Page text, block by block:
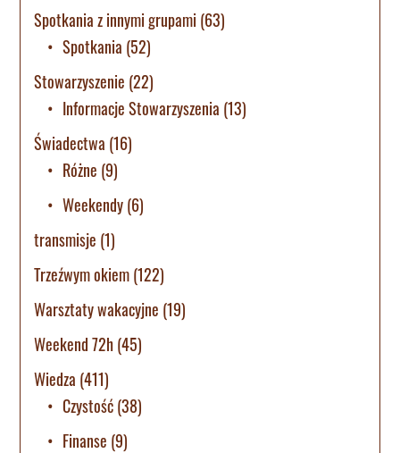
Spotkania z innymi grupami (63)
Spotkania (52)
Stowarzyszenie (22)
Informacje Stowarzyszenia (13)
Świadectwa (16)
Różne (9)
Weekendy(6)
transmisje (1)
Trzeźwym okiem(122)
Warsztaty wakacyjne (19)
Weekend 72h(45)
Wiedza (411)
Czystość(38)
Finanse (9)